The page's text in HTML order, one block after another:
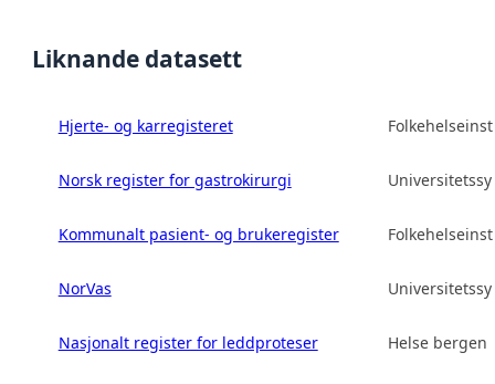
Liknande datasett
Hjerte- og karregisteret
Norsk register for gastrokirurgi
Kommunalt pasient- og brukeregister
NorVas
Nasjonalt register for leddproteser Helse bergen